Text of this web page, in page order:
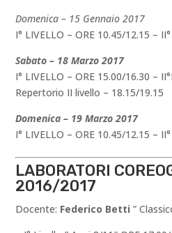
Domenica – 15 Gennaio 2017
I° LIVELLO – ORE 10.45/12.15 –
Sabato – 18 Marzo 2017
I° LIVELLO – ORE 15.00/16.30 –
Repertorio II livello – 18.15/19.15
Domenica – 19 Marzo 2017
I° LIVELLO – ORE 10.45/12.15 –
LABORATORI
2016/2017
Docente: Federico Betti”